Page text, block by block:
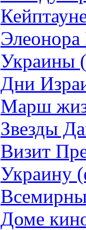
Элеонора
Украины
Дни
Марш
Звезды
Визит
Украину
Доме